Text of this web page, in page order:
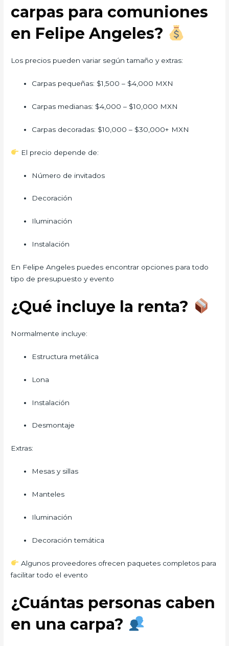
carpas para comuniones
en Felipe Angeles?
Los precios pueden variar según tamaño y extras:
Carpas pequeñas: $1,500 – $4,000 MXN
Carpas medianas: $4,000 – $10,000 MXN
Carpas decoradas: $10,000 – $30,000+ MXN
El precio depende de:
Número de invitados
Decoración
Iluminación
Instalación
En Felipe Angeles puedes encontrar opciones para todo
tipo de presupuesto y evento
¿Qué incluye la renta?
Normalmente incluye:
Estructura metálica
Lona
Instalación
Desmontaje
Extras:
Mesas y sillas
Manteles
Iluminación
Decoración temática
Algunos proveedores ofrecen paquetes completos para
facilitar todo el evento
¿Cuántas personas caben
en una carpa?